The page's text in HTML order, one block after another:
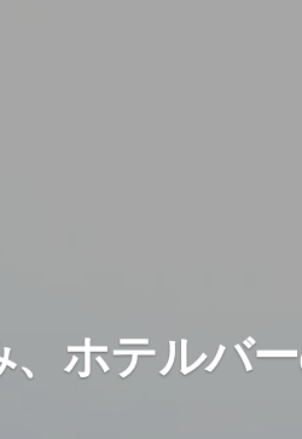
ホテルバ